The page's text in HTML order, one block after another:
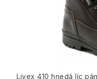
Livex 410 hnedá líc